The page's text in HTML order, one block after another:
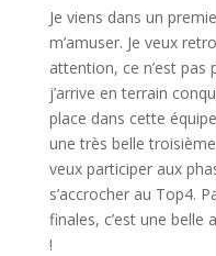
Je viens dans un
m’amuser. Je veux
attention, ce n’est pas
j’arrive en terrain
place dans cette
une très belle
veux participer aux
s’accrocher au Top4.
finales, c’est une belle
!